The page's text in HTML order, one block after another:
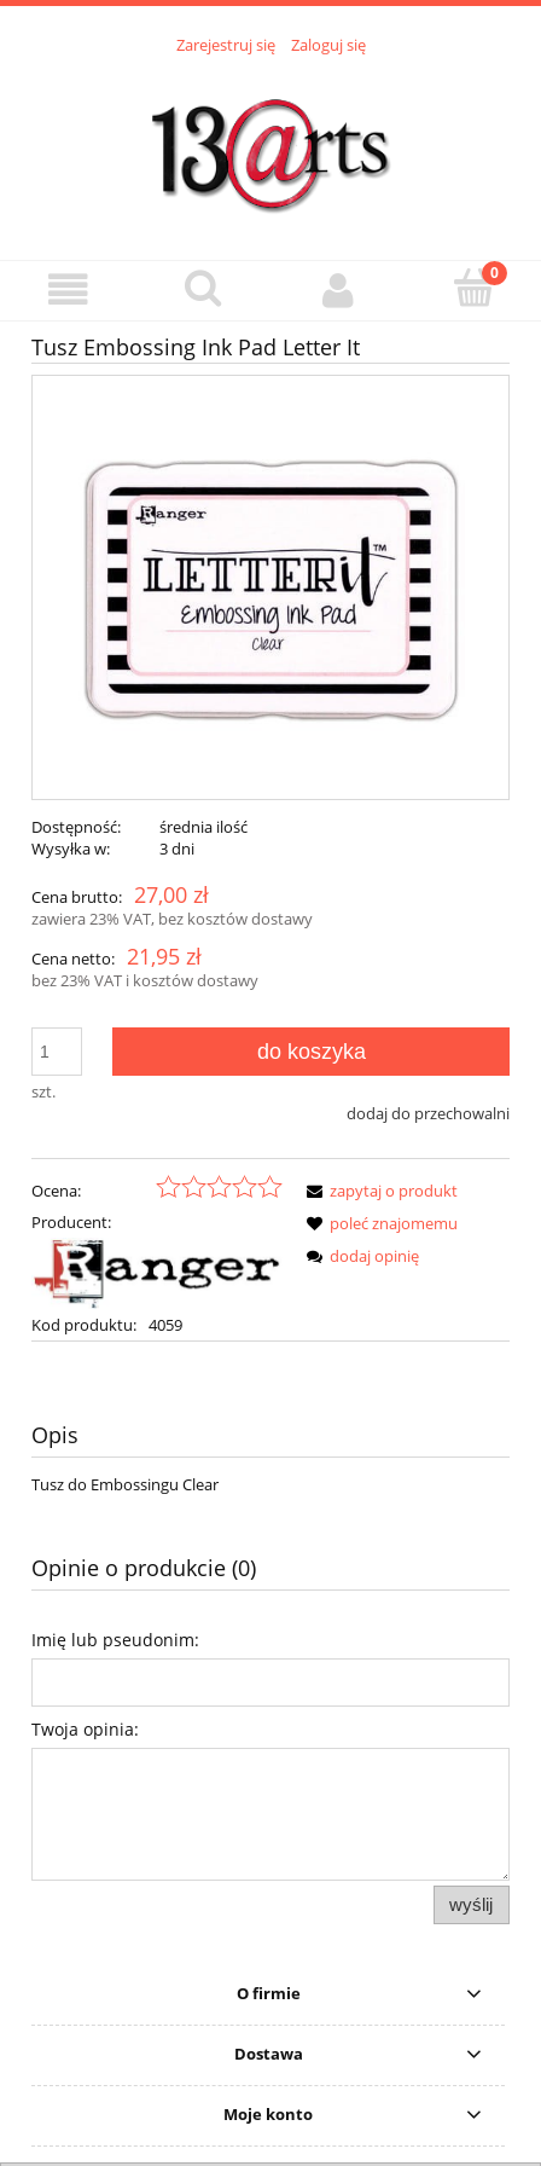
Zarejestruj się Zaloguj się
Tusz Embossing Ink Pad Letter It
Dostępność:
średnia ilość
Wysyłka w:
3 dni
Cena brutto: 27,00 zł
zawiera 23% VAT, bez kosztów dostawy
Cena netto: 21,95 zł
bez 23% VAT i kosztów dostawy
szt.
do koszyka
dodaj do przechowalni
Ocena:
Producent:
Kod produktu: 4059
zapytaj o produkt
poleć znajomemu
dodaj opinię
Opis
Tusz do Embossingu Clear
Opinie o produkcie (0)
Imię lub pseudonim:
Twoja opinia:
wyślij
O firmie
Dostawa
Moje konto